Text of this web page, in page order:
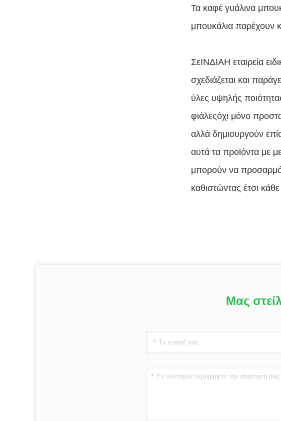
Τα καφέ γυάλινα
μπουκάλια παρέχουν
ΣεΙΝΔΙΑΗ εταιρεία
σχεδιάζεται και
ύλες υψηλής
φιάλεςόχι μόνο
αλλά δημιουργούν
αυτά τα προϊόντα με
μπορούν να
καθιστώντας έτσι
Μας